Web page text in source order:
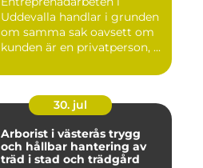
Uddevalla handlar i grunden
om samma sak oavsett om
kunden är en privatperson, ...
30. jul
Arborist i västerås trygg
och hållbar hantering av
träd i stad och trädgård